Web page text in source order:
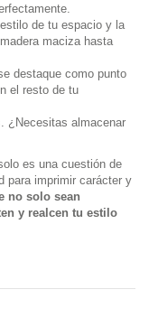
de tu espacio y la
maciza hasta
destaque como punto
el resto de tu
¿Necesitas almacenar
es una cuestión de
para imprimir carácter y
no solo sean
y realcen tu estilo